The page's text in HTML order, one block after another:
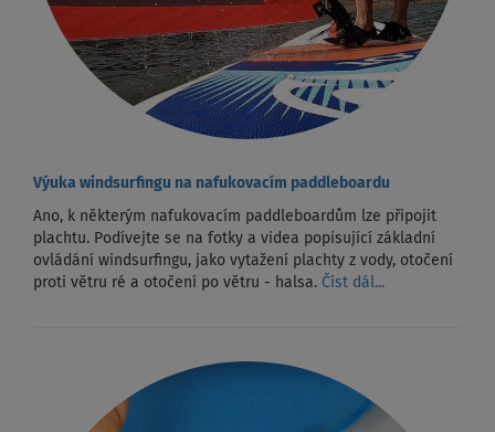
Výuka windsurfingu na nafukovacím paddleboardu
Ano, k některým nafukovacím paddleboardům lze připojit
plachtu. Podívejte se na fotky a videa popisující základní
ovládání windsurfingu, jako vytažení plachty z vody, otočení
proti větru ré a otočení po větru - halsa. Číst dál...